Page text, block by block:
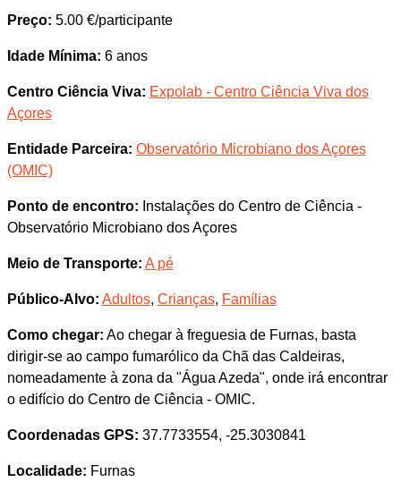
Preço: 5.00 €/participante
Idade Mínima: 6 anos
Centro Ciência Viva: Expolab - Centro Ciência Viva dos
Açores
Entidade Parceira: Observatório Microbiano dos Açores
(OMIC)
Ponto de encontro: Instalações do Centro de Ciência -
Observatório Microbiano dos Açores
Meio de Transporte: A pé
Público-Alvo: Adultos, Crianças, Famílias
Como chegar: Ao chegar à freguesia de Furnas, basta
dirigir-se ao campo fumarólico da Chã das Caldeiras,
nomeadamente à zona da "Água Azeda", onde irá encontrar
o edifício do Centro de Ciência - OMIC.
Coordenadas GPS: 37.7733554, -25.3030841
Localidade: Furnas